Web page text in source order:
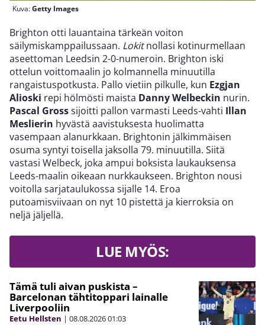
Kuva:Getty Images
Brighton otti lauantaina tärkeän voiton
säilymiskamppailussaan. Lokitnollasi kotinurmellaan
aseettoman Leedsin 2-0-numeroin. Brighton iski
ottelun voittomaalin jo kolmannella minuutilla
rangaistuspotkusta. Pallo vietiin pilkulle, kun Ezgjan
Alioski repi hölmösti maista Danny Welbeckin nurin.
Pascal Grosssijoitti pallon varmasti Leeds-vahti Illan
Meslierin hyvästä aavistuksesta huolimatta
vasempaan alanurkkaan. Brightonin jälkimmäisen
osuma syntyi toisella jaksolla 79. minuutilla. Siitä
vastasi Welbeck, joka ampui boksista laukauksensa
Leeds-maalin oikeaan nurkkaukseen. Brighton nousi
voitolla sarjataulukossa sijalle 14. Eroa
putoamisviivaan on nyt 10 pistettä ja kierroksia on
neljä jäljellä.
LUE MYÖS:
Tämä tuli aivan puskista –
Barcelonan tähtitoppari lainalle
Liverpooliin
Eetu Hellsten | 08.08.202601:03